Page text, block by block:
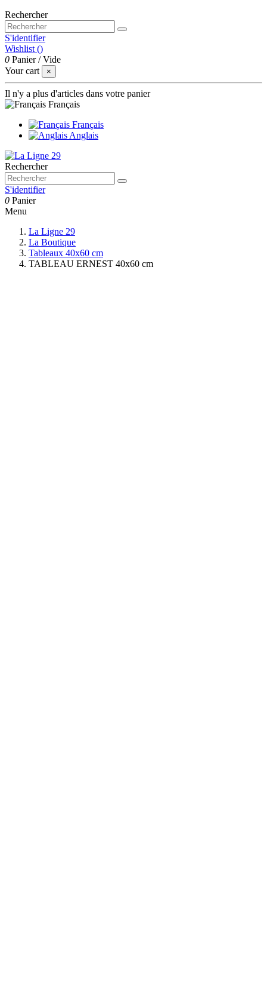
Rechercher
S'identifier
Wishlist ()
0 Panier /Vide
Your cart
×
Il n'y a plus d'articles dans votre panier
Français
Français
Anglais
Rechercher
S'identifier
0 Panier
Menu
La Ligne 29
La Boutique
Tableaux 40x60 cm
TABLEAU ERNEST 40x60 cm